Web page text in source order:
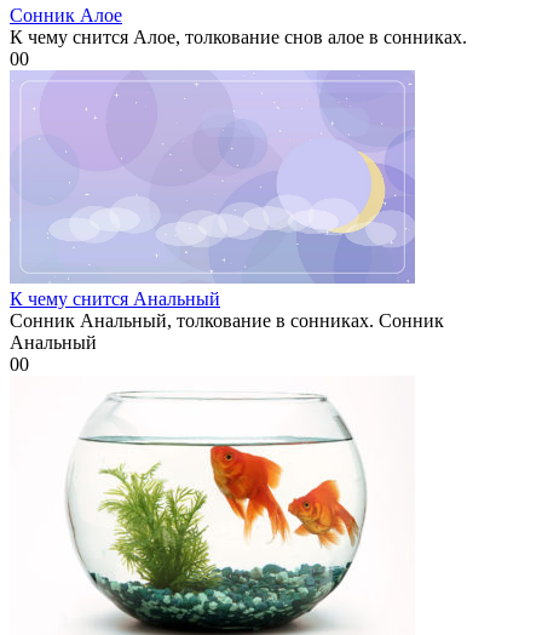
Сонник Алое
К чему снится Алое, толкование снов алое в сонниках.
00
К чему снится Анальный
Сонник Анальный, толкование в сонниках. Сонник
Анальный
00